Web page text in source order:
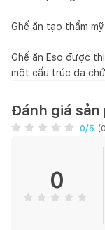
Ghế ăn tạo thẩm
Ghế ăn Eso được
một cấu trúc đa
Đánh giá sản
0/5 (0
0